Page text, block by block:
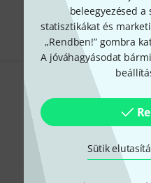
beleegyezésed
statisztikákat és
„Rendben!” gombra
A jóváhagyásodat
Sütik
Minden ár
Tetszik,
Megosztás